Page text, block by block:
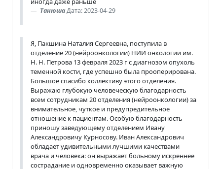
ТанюшаДата: 2023-04-29
Я, Пакшина Наталия Сергеевна, поступила в
отделение 20 (нейроонкологии) НИИ онкологии им.
Н. Н. Петрова 13 февраля 2023 г с диагнозом опухоль
теменной кости, где успешно была прооперирована.
Большое спасибо коллективу этого отделения.
Выражаю глубокую человеческую благодарность
всем сотрудникам 20 отделения (нейроонкологии) за
внимательное, чуткое и предупредительное
отношение к пациентам. Особую благодарность
приношу заведующему отделением Ивану
Александровичу Курносову. Иван Александрович
обладает удивительными лучшими качествами
врача и человека: он выражает больному искреннее
сострадание и одновременно оказывает важную